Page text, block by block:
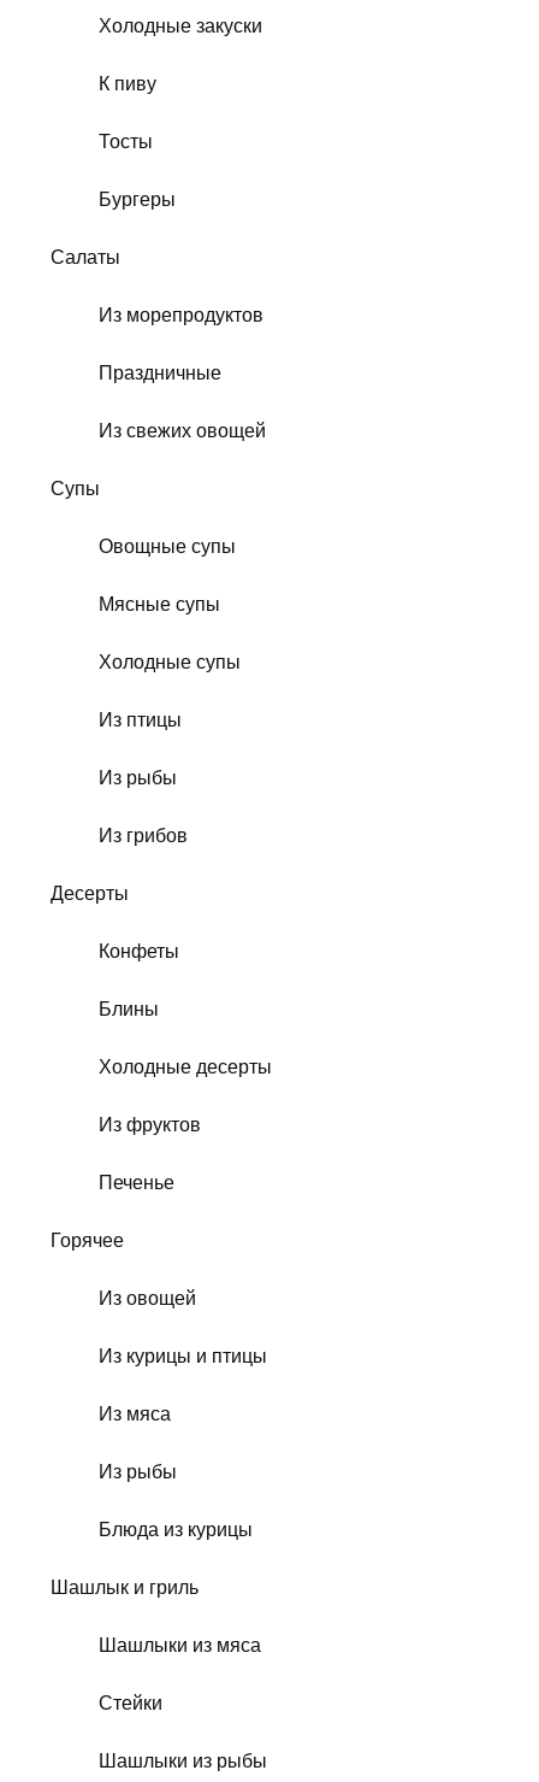
Холодные закуски
К пиву
Тосты
Бургеры
Салаты
Из морепродуктов
Праздничные
Из свежих овощей
Супы
Овощные супы
Мясные супы
Холодные супы
Из птицы
Из рыбы
Из грибов
Десерты
Конфеты
Блины
Холодные десерты
Из фруктов
Печенье
Горячее
Из овощей
Из курицы и птицы
Из мяса
Из рыбы
Блюда из курицы
Шашлык и гриль
Шашлыки из мяса
Стейки
Шашлыки из рыбы